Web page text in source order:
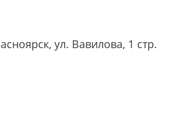
ул. Вавилова, 1 стр.